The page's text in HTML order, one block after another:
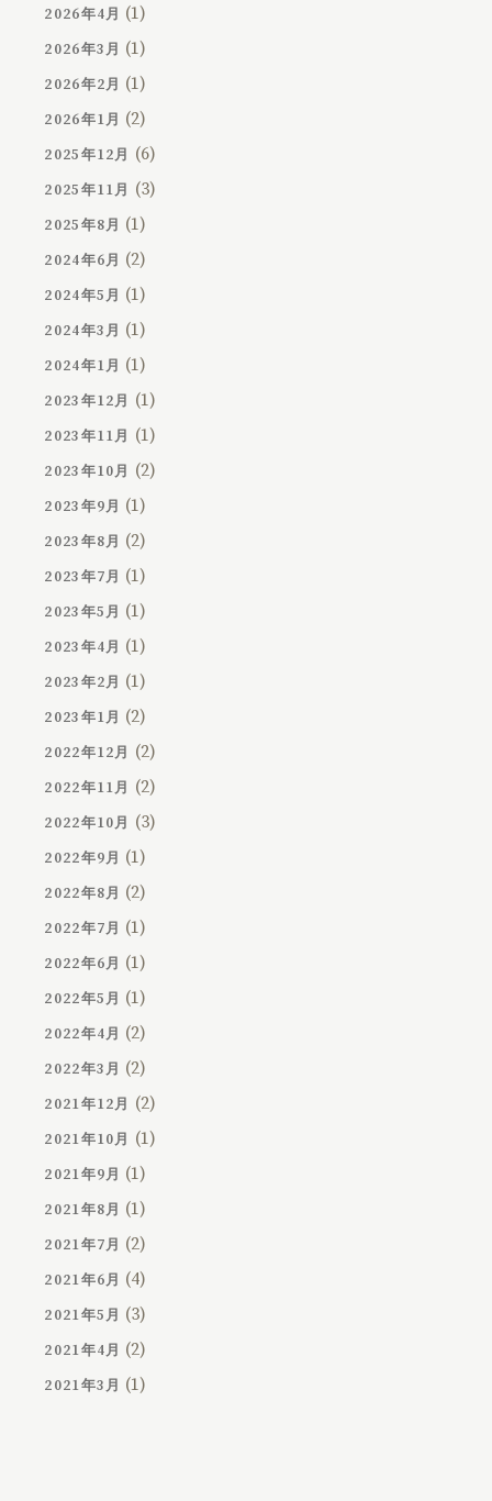
2026年4月 (1)
2026年3月 (1)
2026年2月 (1)
2026年1月 (2)
2025年12月 (6)
2025年11月 (3)
2025年8月 (1)
2024年6月 (2)
2024年5月 (1)
2024年3月 (1)
2024年1月 (1)
2023年12月 (1)
2023年11月 (1)
2023年10月 (2)
2023年9月 (1)
2023年8月 (2)
2023年7月 (1)
2023年5月 (1)
2023年4月 (1)
2023年2月 (1)
2023年1月 (2)
2022年12月 (2)
2022年11月 (2)
2022年10月 (3)
2022年9月 (1)
2022年8月 (2)
2022年7月 (1)
2022年6月 (1)
2022年5月 (1)
2022年4月 (2)
2022年3月 (2)
2021年12月 (2)
2021年10月 (1)
2021年9月 (1)
2021年8月 (1)
2021年7月 (2)
2021年6月 (4)
2021年5月 (3)
2021年4月 (2)
2021年3月 (1)